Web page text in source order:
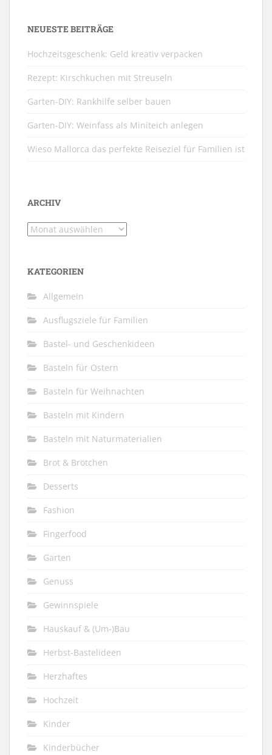
NEUESTE BEITRÄGE
Hochzeitsgeschenk: Geld kreativ verpacken
Rezept: Kirschkuchen mit Streuseln
Garten-DIY: Rankhilfe selber bauen
Garten-DIY: Weinfass als Miniteich anlegen
Wieso Mallorca das perfekte Reiseziel für Familien ist
ARCHIV
Archiv
KATEGORIEN
Allgemein
Ausflugsziele für Familien
Bastel- und Geschenkideen
Basteln für Ostern
Basteln für Weihnachten
Basteln mit Kindern
Basteln mit Naturmaterialien
Brot & Brötchen
Desserts
Fashion
Fingerfood
Garten
Genuss
Gewinnspiele
Hauskauf & (Um-)Bau
Herbst-Bastelideen
Herzhaftes
Hochzeit
Kinder
Kinderbücher